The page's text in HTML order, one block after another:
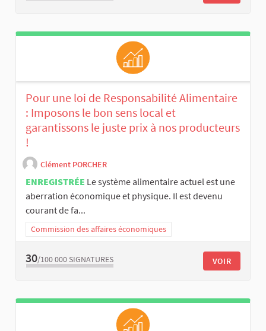
Pour une loi de Responsabilité Alimentaire
: Imposons le bon sens local et
garantissons le juste prix à nos producteurs
!
Clément PORCHER
ENREGISTRÉE Le système alimentaire actuel est une
aberration économique et physique. Il est devenu
courant de fa...
Commission des affaires économiques
30/100 000 SIGNATURES VOIR